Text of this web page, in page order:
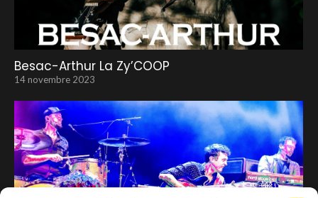
Besac-Arthur La Zy’COOP
14 novembre 2023